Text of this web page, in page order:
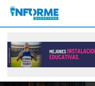
Skip
content